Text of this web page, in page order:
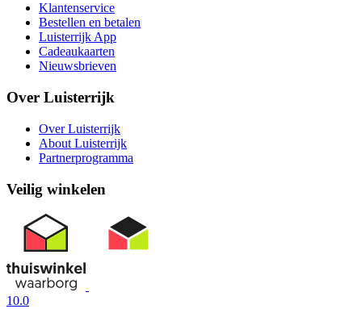
Klantenservice
Bestellen en betalen
Luisterrijk App
Cadeaukaarten
Nieuwsbrieven
Over Luisterrijk
Over Luisterrijk
About Luisterrijk
Partnerprogramma
Veilig winkelen
10.0